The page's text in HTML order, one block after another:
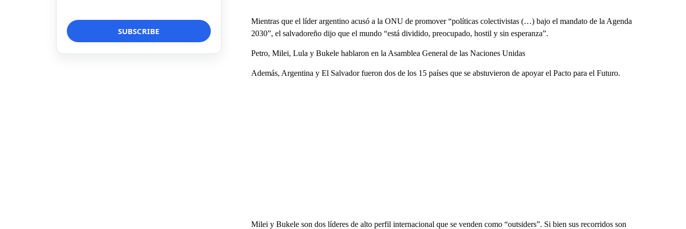
Mientras que el líder argentino acusó a la ONU de promover “políticas colectivistas (…) bajo el mandato de la Agenda
2030”, el salvadoreño dijo que el mundo “está dividido, preocupado, hostil y sin esperanza”.
Petro, Milei, Lula y Bukele hablaron en la Asamblea General de las Naciones Unidas
Además, Argentina y El Salvador fueron dos de los 15 países que se abstuvieron de apoyar el Pacto para el Futuro.
Milei y Bukele son dos líderes de alto perfil internacional que se venden como “outsiders”. Si bien sus recorridos son